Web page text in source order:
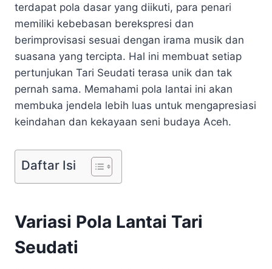
terdapat pola dasar yang diikuti, para penari
memiliki kebebasan berekspresi dan
berimprovisasi sesuai dengan irama musik dan
suasana yang tercipta. Hal ini membuat setiap
pertunjukan Tari Seudati terasa unik dan tak
pernah sama. Memahami pola lantai ini akan
membuka jendela lebih luas untuk mengapresiasi
keindahan dan kekayaan seni budaya Aceh.
Daftar Isi
Variasi Pola Lantai Tari
Seudati